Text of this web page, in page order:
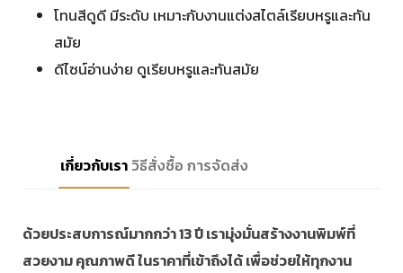
โทนสีดูดี มีระดับ เหมาะกับงานแต่งสไตล์เรียบหรูและทัน
สมัย
ดีไซน์อ่านง่าย ดูเรียบหรูและทันสมัย
เกี่ยวกับเรา วิธีสั่งซื้อ การจัดส่ง
ด้วยประสบการณ์มากกว่า 13 ปี เรามุ่งมั่นสร้างงานพิมพ์ที่
สวยงาม คุณภาพดี ในราคาที่เข้าถึงได้ เพื่อช่วยให้ทุกงาน